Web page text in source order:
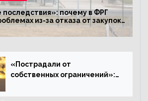
почему в ФРГ
из-за отказа от закупок
«Пострадали от
собственных ограничений»: